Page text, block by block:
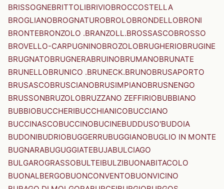
BRISSOGNEBRITTOLIBRIVIOBROCCOSTELLA
BROGLIANOBROGNATUROBROLOBRONDELLOBRONI
BRONTEBRONZOLO .BRANZOLL.BROSSASCOBROSSO
BROVELLO-CARPUGNINOBROZOLOBRUGHERIOBRUGINE
BRUGNATOBRUGNERABRUINOBRUMANOBRUNATE
BRUNELLOBRUNICO .BRUNECK.BRUNOBRUSAPORTO
BRUSASCOBRUSCIANOBRUSIMPIANOBRUSNENGO
BRUSSONBRUZOLOBRUZZANO ZEFFIRIOBUBBIANO
BUBBIOBUCCHERIBUCCHIANICOBUCCIANO
BUCCINASCOBUCCINOBUCINEBUDDUSO'BUDOIA
BUDONIBUDRIOBUGGERRUBUGGIANOBUGLIO IN MONTE
BUGNARABUGUGGIATEBUJABULCIAGO
BULGAROGRASSOBULTEIBULZIBUONABITACOLO
BUONALBERGOBUONCONVENTOBUONVICINO